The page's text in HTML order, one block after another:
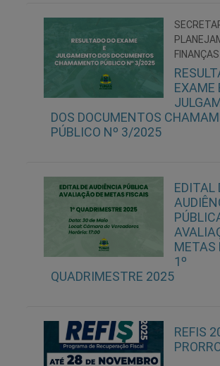
FINANÇAS
EXAME
DOS DOCUMENTOS
PÚBLICO Nº 3/2025
EDITAL
METAS
1º
QUADRIMESTRE 2025
REFIS